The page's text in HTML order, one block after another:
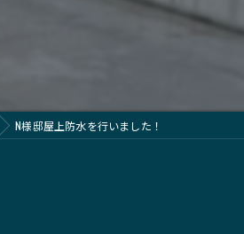
N様邸屋上防水を行いました！